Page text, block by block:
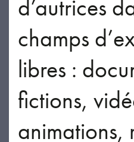
d’autrices
champs
libres :
fictions,
animations,